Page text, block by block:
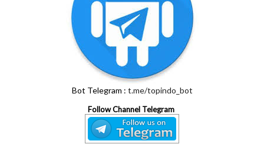
Bot Telegram : t.me/topindo_bot
Follow Channel Telegram